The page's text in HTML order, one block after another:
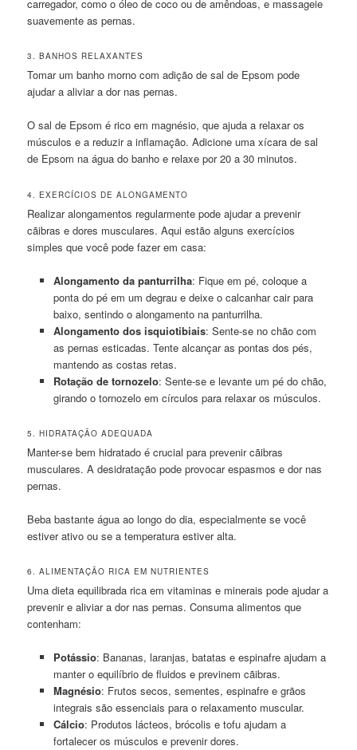
carregador, como o óleo de coco ou de amêndoas, e massageie
suavemente as pernas.
3. BANHOS RELAXANTES
Tomar um banho morno com adição de sal de Epsom pode
ajudar a aliviar a dor nas pernas.
O sal de Epsom é rico em magnésio, que ajuda a relaxar os
músculos e a reduzir a inflamação. Adicione uma xícara de sal
de Epsom na água do banho e relaxe por 20 a 30 minutos.
4. EXERCÍCIOS DE ALONGAMENTO
Realizar alongamentos regularmente pode ajudar a prevenir
cãibras e dores musculares. Aqui estão alguns exercícios
simples que você pode fazer em casa:
Alongamento da panturrilha: Fique em pé, coloque a
ponta do pé em um degrau e deixe o calcanhar cair para
baixo, sentindo o alongamento na panturrilha.
Alongamento dos isquiotibiais: Sente-se no chão com
as pernas esticadas. Tente alcançar as pontas dos pés,
mantendo as costas retas.
Rotação de tornozelo: Sente-se e levante um pé do chão,
girando o tornozelo em círculos para relaxar os músculos.
5. HIDRATAÇÃO ADEQUADA
Manter-se bem hidratado é crucial para prevenir cãibras
musculares. A desidratação pode provocar espasmos e dor nas
pernas.
Beba bastante água ao longo do dia, especialmente se você
estiver ativo ou se a temperatura estiver alta.
6. ALIMENTAÇÃO RICA EM NUTRIENTES
Uma dieta equilibrada rica em vitaminas e minerais pode ajudar a
prevenir e aliviar a dor nas pernas. Consuma alimentos que
contenham:
Potássio: Bananas, laranjas, batatas e espinafre ajudam a
manter o equilíbrio de fluidos e previnem cãibras.
Magnésio: Frutos secos, sementes, espinafre e grãos
integrais são essenciais para o relaxamento muscular.
Cálcio: Produtos lácteos, brócolis e tofu ajudam a
fortalecer os músculos e prevenir dores.